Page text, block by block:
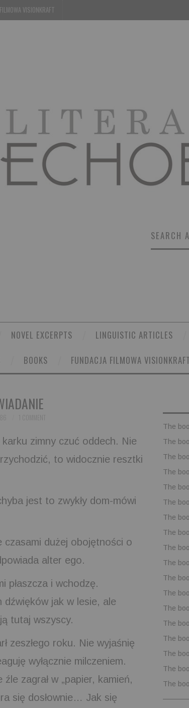
VISIONKRAFT
SEARCH
NOVEL EXCERPTS
LINGUISTIC ARTICLES
BOOKS FUNDACJA FILMOWA VISIONKRAFT
zimny czuć oddech. Nie
to widocznie resztki
jest to zwykły dom-mówi
czasami dużej obojętności o
alter ego.
płaszcza i wchodzę.
dźwięków jak w lesie, ale
tutaj wszyscy.
zeszłego roku. Nie wyjaśnię
wyłącznie milczeniem.
zagrał w „papier, kamień,
się dosłownie… Jak się
The
The
The
The
The
The
The
The
The
The
The
The
The
The
The
The
The
The